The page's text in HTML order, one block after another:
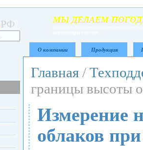
РФ МЫ ДЕЛАЕМ
О компании Продукция
Главная /
границы высоты
Измерение
облаков